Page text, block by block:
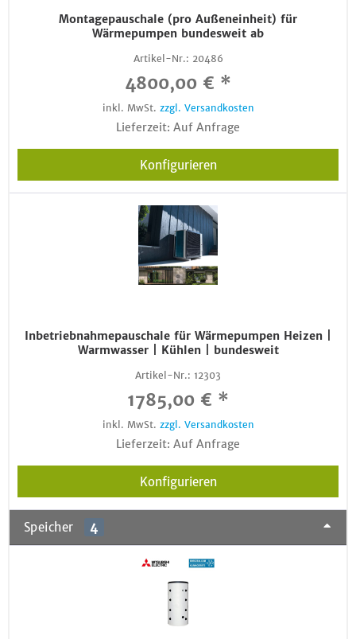
Montagepauschale (pro Außeneinheit) für
Wärmepumpen bundesweit ab
Artikel-Nr.: 20486
4800,00 € *
inkl. MwSt. zzgl. Versandkosten
Lieferzeit: Auf Anfrage
Konfigurieren
Inbetriebnahmepauschale für Wärmepumpen Heizen |
Warmwasser | Kühlen | bundesweit
Artikel-Nr.: 12303
1785,00 € *
inkl. MwSt. zzgl. Versandkosten
Lieferzeit: Auf Anfrage
Konfigurieren
Speicher 4